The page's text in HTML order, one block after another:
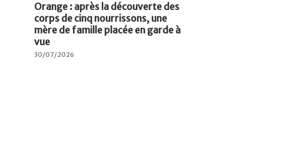
Orange : après la découverte des
corps de cinq nourrissons, une
mère de famille placée en garde à
vue
30/07/2026